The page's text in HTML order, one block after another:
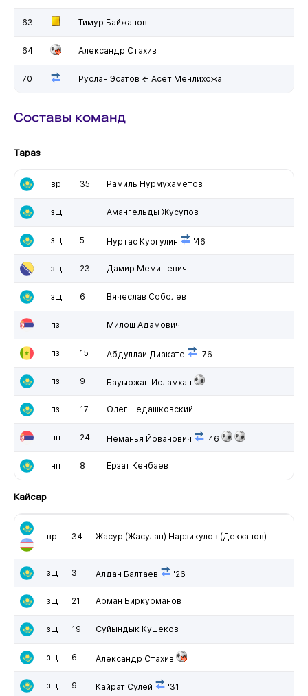
'63 Тимур Байжанов
'64 Александр Стахив
'70 Руслан Эсатов ⇐ Асет Менлихожа
Составы команд
Тараз
вр 35 Рамиль Нурмухаметов
зщ Амангельды Жусупов
зщ 5 Нуртас Кургулин '46
зщ 23 Дамир Мемишевич
зщ 6 Вячеслав Соболев
пз Милош Адамович
пз 15 Абдуллаи Диакате '76
пз 9 Бауыржан Исламхан
пз 17 Олег Недашковский
нп 24 Неманья Йованович '46
нп 8 Ерзат Кенбаев
Кайсар
вр 34 Жасур (Жасулан) Нарзикулов (Декханов)
зщ 3 Алдан Балтаев '26
зщ 21 Арман Биркурманов
зщ 19 Суйындык Кушеков
зщ 6 Александр Стахив
зщ 9 Кайрат Сулей '31